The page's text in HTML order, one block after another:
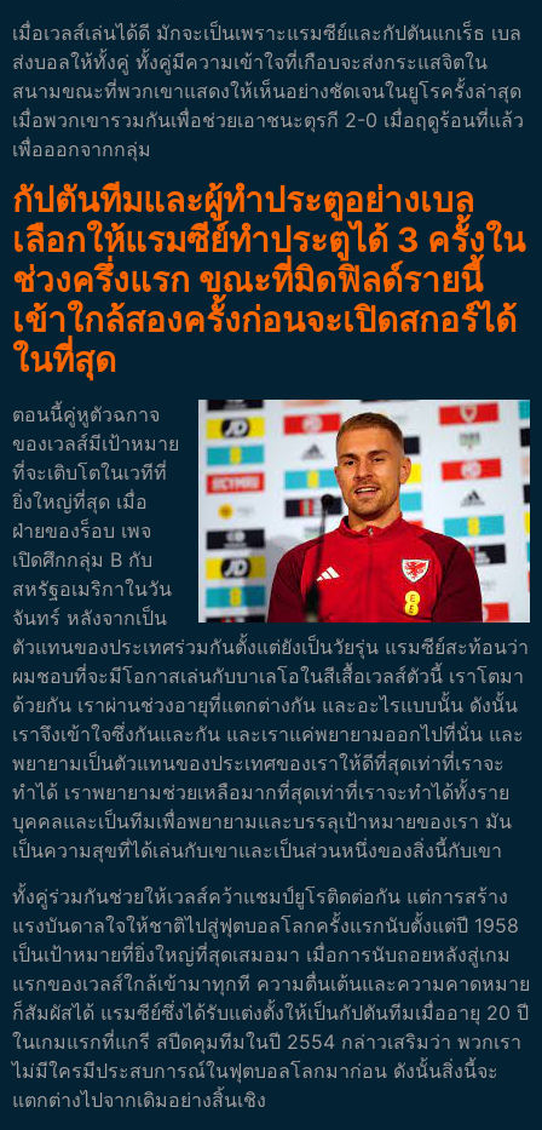
เมื่อเวลส์เล่นได้ดี มักจะเป็นเพราะแรมซีย์และกัปตันแกเร็ธ เบล
ส่งบอลให้ทั้งคู่ ทั้งคู่มีความเข้าใจที่เกือบจะส่งกระแสจิตใน
สนามขณะที่พวกเขาแสดงให้เห็นอย่างชัดเจนในยูโรครั้งล่าสุด
เมื่อพวกเขารวมกันเพื่อช่วยเอาชนะตุรกี 2-0 เมื่อฤดูร้อนที่แล้ว
เพื่อออกจากกลุ่ม
กัปตันทีมและผู้ทำประตูอย่างเบล
เลือกให้แรมซีย์ทำประตูได้ 3 ครั้งใน
ช่วงครึ่งแรก ขณะที่มิดฟิลด์รายนี้
เข้าใกล้สองครั้งก่อนจะเปิดสกอร์ได้
ในที่สุด
ตอนนี้คู่หูตัวฉกาจ
ของเวลส์มีเป้าหมาย
ที่จะเติบโตในเวทีที่
ยิ่งใหญ่ที่สุด เมื่อ
ฝ่ายของร็อบ เพจ
เปิดศึกกลุ่ม B กับ
สหรัฐอเมริกาในวัน
จันทร์ หลังจากเป็น
ตัวแทนของประเทศร่วมกันตั้งแต่ยังเป็นวัยรุ่น แรมซีย์สะท้อนว่า
ผมชอบที่จะมีโอกาสเล่นกับบาเลโอในสีเสื้อเวลส์ตัวนี้ เราโตมา
ด้วยกัน เราผ่านช่วงอายุที่แตกต่างกัน และอะไรแบบนั้น ดังนั้น
เราจึงเข้าใจซึ่งกันและกัน และเราแค่พยายามออกไปที่นั่น และ
พยายามเป็นตัวแทนของประเทศของเราให้ดีที่สุดเท่าที่เราจะ
ทำได้ เราพยายามช่วยเหลือมากที่สุดเท่าที่เราจะทำได้ทั้งราย
บุคคลและเป็นทีมเพื่อพยายามและบรรลุเป้าหมายของเรา มัน
เป็นความสุขที่ได้เล่นกับเขาและเป็นส่วนหนึ่งของสิ่งนี้กับเขา
ทั้งคู่ร่วมกันช่วยให้เวลส์คว้าแชมป์ยูโรติดต่อกัน แต่การสร้าง
แรงบันดาลใจให้ชาติไปสู่ฟุตบอลโลกครั้งแรกนับตั้งแต่ปี 1958
เป็นเป้าหมายที่ยิ่งใหญ่ที่สุดเสมอมา เมื่อการนับถอยหลังสู่เกม
แรกของเวลส์ใกล้เข้ามาทุกที ความตื่นเต้นและความคาดหมาย
ก็สัมผัสได้ แรมซีย์ซึ่งได้รับแต่งตั้งให้เป็นกัปตันทีมเมื่ออายุ 20 ปี
ในเกมแรกที่แกรี สปีดคุมทีมในปี 2554 กล่าวเสริมว่า พวกเรา
ไม่มีใครมีประสบการณ์ในฟุตบอลโลกมาก่อน ดังนั้นสิ่งนี้จะ
แตกต่างไปจากเดิมอย่างสิ้นเชิง